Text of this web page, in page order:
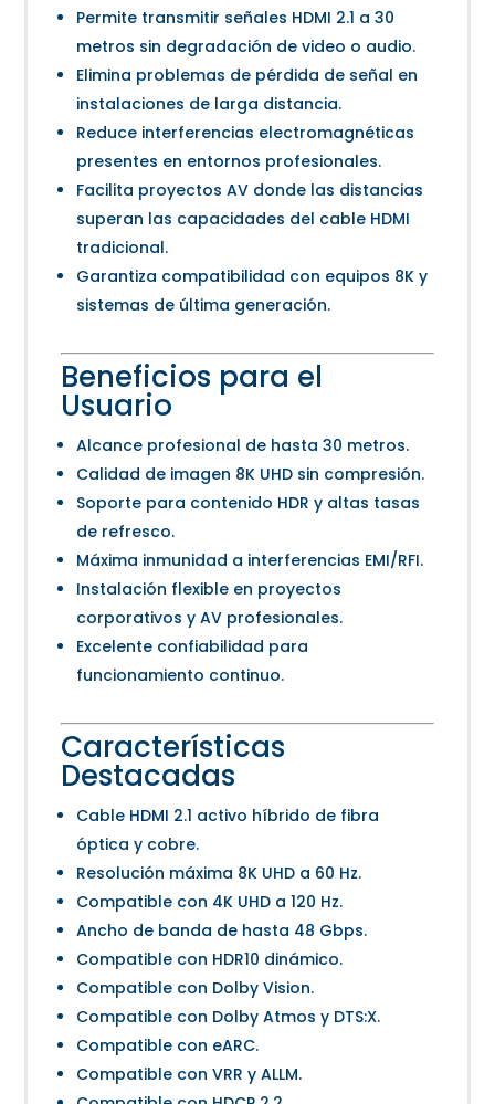
Permite transmitir señales HDMI 2.1 a 30
metros sin degradación de video o audio.
Elimina problemas de pérdida de señal en
instalaciones de larga distancia.
Reduce interferencias electromagnéticas
presentes en entornos profesionales.
Facilita proyectos AV donde las distancias
superan las capacidades del cable HDMI
tradicional.
Garantiza compatibilidad con equipos 8K y
sistemas de última generación.
Beneficios para el
Usuario
Alcance profesional de hasta 30 metros.
Calidad de imagen 8K UHD sin compresión.
Soporte para contenido HDR y altas tasas
de refresco.
Máxima inmunidad a interferencias EMI/RFI.
Instalación flexible en proyectos
corporativos y AV profesionales.
Excelente confiabilidad para
funcionamiento continuo.
Características
Destacadas
Cable HDMI 2.1 activo híbrido de fibra
óptica y cobre.
Resolución máxima 8K UHD a 60 Hz.
Compatible con 4K UHD a 120 Hz.
Ancho de banda de hasta 48 Gbps.
Compatible con HDR10 dinámico.
Compatible con Dolby Vision.
Compatible con Dolby Atmos y DTS:X.
Compatible con eARC.
Compatible con VRR y ALLM.